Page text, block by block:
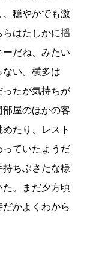
穏やかでも激
らはたしかに揺
だね、みたい
い。横多は
たが気持ちが
屋のほかの客
たり、レスト
っていたようだ
ちぶさたな様
。まだ夕方頃
かよくわから